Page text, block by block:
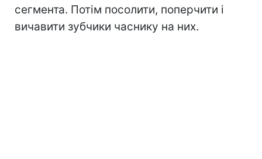
сегмента. Потім посолити, поперчити і
вичавити зубчики часнику на них.